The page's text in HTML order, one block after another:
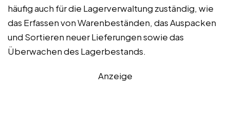
häufig auch für die Lagerverwaltung zuständig, wie
das Erfassen von Warenbeständen, das Auspacken
und Sortieren neuer Lieferungen sowie das
Überwachen des Lagerbestands.
Anzeige